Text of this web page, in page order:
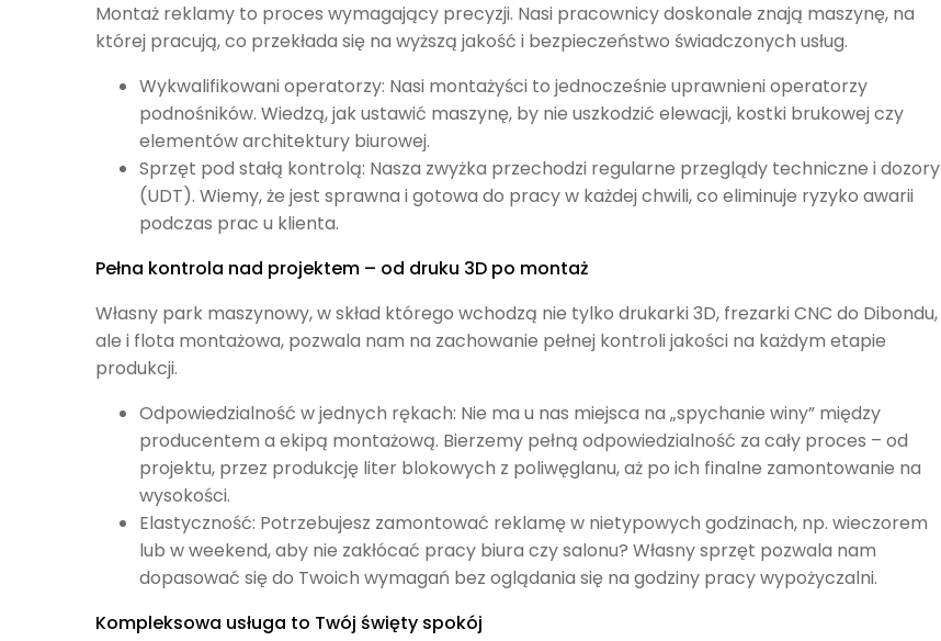
Montaż reklamy to proces wymagający precyzji. Nasi pracownicy doskonale znają maszynę, na
której pracują, co przekłada się na wyższą jakość i bezpieczeństwo świadczonych usług.
Wykwalifikowani operatorzy: Nasi montażyści to jednocześnie uprawnieni operatorzy
podnośników. Wiedzą, jak ustawić maszynę, by nie uszkodzić elewacji, kostki brukowej czy
elementów architektury biurowej.
Sprzęt pod stałą kontrolą: Nasza zwyżka przechodzi regularne przeglądy techniczne i dozory
(UDT). Wiemy, że jest sprawna i gotowa do pracy w każdej chwili, co eliminuje ryzyko awarii
podczas prac u klienta.
Pełna kontrola nad projektem – od druku 3D po montaż
Własny park maszynowy, w skład którego wchodzą nie tylko drukarki 3D, frezarki CNC do Dibondu,
ale i flota montażowa, pozwala nam na zachowanie pełnej kontroli jakości na każdym etapie
produkcji.
Odpowiedzialność w jednych rękach: Nie ma u nas miejsca na „spychanie winy” między
producentem a ekipą montażową. Bierzemy pełną odpowiedzialność za cały proces – od
projektu, przez produkcję liter blokowych z poliwęglanu, aż po ich finalne zamontowanie na
wysokości.
Elastyczność: Potrzebujesz zamontować reklamę w nietypowych godzinach, np. wieczorem
lub w weekend, aby nie zakłócać pracy biura czy salonu? Własny sprzęt pozwala nam
dopasować się do Twoich wymagań bez oglądania się na godziny pracy wypożyczalni.
Kompleksowa usługa to Twój święty spokój